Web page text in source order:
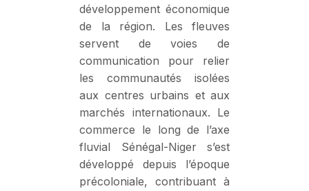
développement économique
de la région. Les fleuves
servent de voies de
communication pour relier
les communautés isolées
aux centres urbains et aux
marchés internationaux. Le
commerce le long de l’axe
fluvial Sénégal-Niger s’est
développé depuis l’époque
précoloniale, contribuant à